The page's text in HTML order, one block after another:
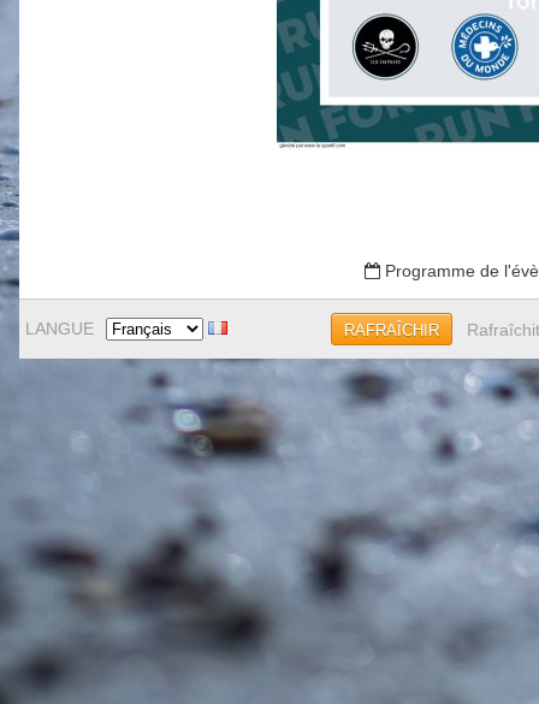
Programme de
LANGUE RAFRAÎCHIR